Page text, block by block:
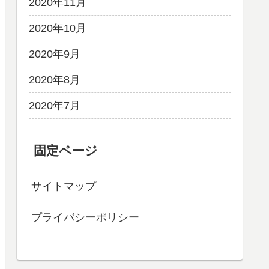
2020年11月
2020年10月
2020年9月
2020年8月
2020年7月
固定ページ
サイトマップ
プライバシーポリシー